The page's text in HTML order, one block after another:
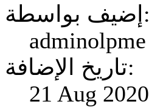
إضيف بواسطة:
adminolpme
تاريخ الإضافة:
21 Aug 2020